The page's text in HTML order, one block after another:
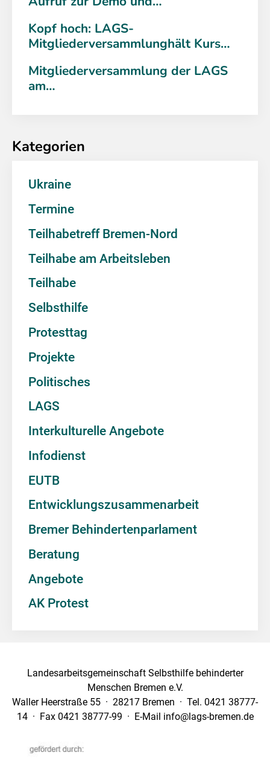
Kopf hoch: LAGS-
Mitgliederversammlunghält Kurs…
Mitgliederversammlung der LAGS
am…
Kategorien
Ukraine
Termine
Teilhabetreff Bremen-Nord
Teilhabe am Arbeitsleben
Teilhabe
Selbsthilfe
Protesttag
Projekte
Politisches
LAGS
Interkulturelle Angebote
Infodienst
EUTB
Entwicklungszusammenarbeit
Bremer Behindertenparlament
Beratung
Angebote
AK Protest
Landesarbeitsgemeinschaft Selbsthilfe behinderter
Menschen Bremen e.V.
Waller Heerstraße 55 · 28217 Bremen · Tel. 0421 38777-
14 · Fax 0421 38777-99 · E-Mail info@lags-bremen.de